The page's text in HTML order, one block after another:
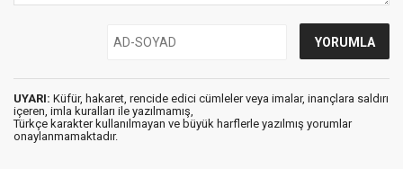
UYARI: Küfür, hakaret, rencide edici cümleler veya imalar, inançlara saldırı
içeren, imla kuralları ile yazılmamış,
Türkçe karakter kullanılmayan ve büyük harflerle yazılmış yorumlar
onaylanmamaktadır.